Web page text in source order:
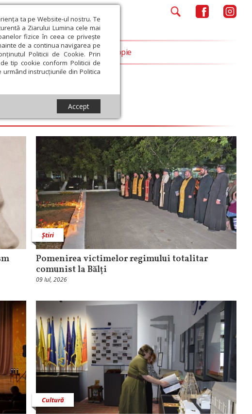
ta pe Website-ul nostru. Te
a Ziarului Lumina cele mai
fizice în ceea ce privește
de a continua navigarea pe
Politicii de Cookie. Prin
tip cookie conform Politicii de
instrucțiunile din Politica
Accept
Societate Opinii Filantropie
Știri
Pomenirea victimelor regimului totalitar
comunist la Bălți
09 Iul, 2026
Cultură